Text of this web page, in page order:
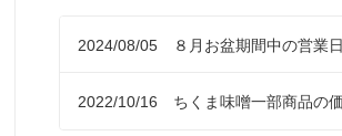
2024/08/05 ８月お盆期間中の営業
2022/10/16 ちくま味噌一部商品の